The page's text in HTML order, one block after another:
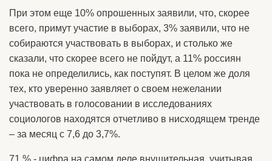
При этом еще 10% опрошенных заявили, что, скорее
всего, примут участие в выборах, 3% заявили, что не
собираются участвовать в выборах, и столько же
сказали, что скорее всего не пойдут, а 11% россиян
пока не определились, как поступят. В целом же доля
тех, кто уверенно заявляет о своем нежелании
участвовать в голосовании в исследованиях
социологов находятся отчетливо в нисходящем тренде
– за месяц с 7,6 до 3,7%.